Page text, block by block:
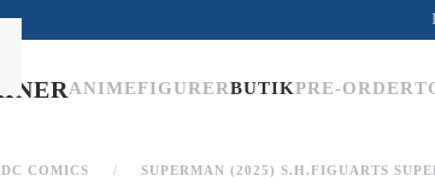
ANIMEFIGURERBUTIKPRE-ORDER
DC COMICS SUPERMAN (2025) S.H.FIGUARTS